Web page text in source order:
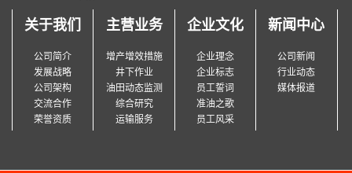
关于我们
公司简介
发展战略
公司架构
交流合作
荣誉资质
主营业务
增产增效措施
井下作业
油田动态监测
综合研究
运输服务
企业文化
企业理念
企业标志
员工誓词
准油之歌
员工风采
新闻中心
公司新闻
行业动态
媒体报道